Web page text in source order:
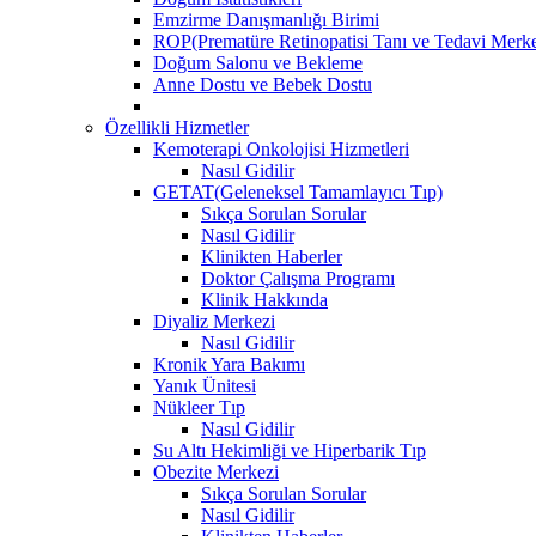
Emzirme Danışmanlığı Birimi
ROP(Prematüre Retinopatisi Tanı ve Tedavi
Doğum Salonu ve Bekleme
Anne Dostu ve Bebek Dostu
Özellikli Hizmetler
Kemoterapi Onkolojisi Hizmetleri
Nasıl Gidilir
GETAT(Geleneksel Tamamlayıcı Tıp)
Sıkça Sorulan Sorular
Nasıl Gidilir
Klinikten Haberler
Doktor Çalışma Programı
Klinik Hakkında
Diyaliz Merkezi
Nasıl Gidilir
Kronik Yara Bakımı
Yanık Ünitesi
Nükleer Tıp
Nasıl Gidilir
Su Altı Hekimliği ve Hiperbarik Tıp
Obezite Merkezi
Sıkça Sorulan Sorular
Nasıl Gidilir